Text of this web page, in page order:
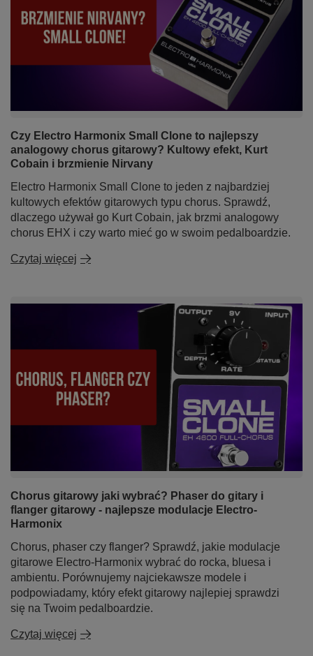
Czy Electro Harmonix Small Clone to najlepszy
analogowy chorus gitarowy? Kultowy efekt, Kurt
Cobain i brzmienie Nirvany
Electro Harmonix Small Clone to jeden z najbardziej
kultowych efektów gitarowych typu chorus. Sprawdź,
dlaczego używał go Kurt Cobain, jak brzmi analogowy
chorus EHX i czy warto mieć go w swoim pedalboardzie.
Czytaj więcej
Chorus gitarowy jaki wybrać? Phaser do gitary i
flanger gitarowy - najlepsze modulacje Electro-
Harmonix
Chorus, phaser czy flanger? Sprawdź, jakie modulacje
gitarowe Electro-Harmonix wybrać do rocka, bluesa i
ambientu. Porównujemy najciekawsze modele i
podpowiadamy, który efekt gitarowy najlepiej sprawdzi
się na Twoim pedalboardzie.
Czytaj więcej